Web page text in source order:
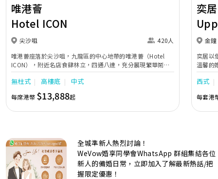
唯港薈
Hotel ICON
尖沙咀
420人
唯港薈座落於尖沙咀，九龍區的中心地帶的唯港薈（Hotel
ICON），附近名店食肆林立，四通八達，充分展現繁華鬧巿
中的活力個性，成為一眾準新人舉辦婚宴的熱門之選。專業團
隊由策劃統籌至所有婚宴每個細節，唯港薈都力臻完美，保證
讓您留下獨特的醉人回憶。 擁有時尚高樓頂的Silverbox宴會
廳，配置了全套先進的視聽影音及燈光設備配套，並採用極富
現代時尚感的水晶玻璃燈，演繹出與別不同的經典神韻。不論
準新人的個性及預算﹔保證為您打造夢寐以求的特別日子，令
賓客永誌難忘！
無柱式 高樓底 中式
每席港幣 $13,888起
奕居
金鐘
奕居以
溫馨的
團隊會
西式
每套港
全城準新人熱烈討論！
WeVow婚享同學會WhatsApp 群組集結各位
新人的備婚日常，立即加入了解最新熱話/把
握限定優惠！